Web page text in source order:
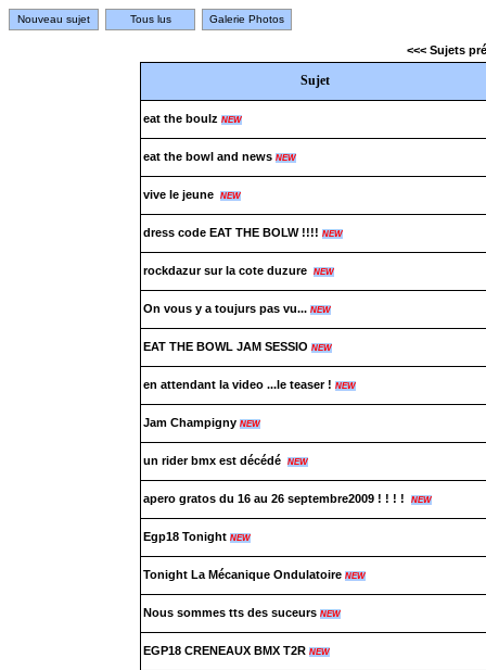
Nouveau sujet Tous lus Galerie Photos
<<< Sujets
Sujet
eat the boulz NEW
eat the bowl and news NEW
vive le jeune NEW
dress code EAT THE BOLW !!!! NEW
rockdazur sur la cote duzure NEW
On vous y a toujurs pas vu... NEW
EAT THE BOWL JAM SESSIO NEW
en attendant la video ...le teaser ! NEW
Jam Champigny NEW
un rider bmx est décédé NEW
apero gratos du 16 au 26 septembre2009 ! ! ! ! NEW
Egp18 Tonight NEW
Tonight La Mécanique Ondulatoire NEW
Nous sommes tts des suceurs NEW
EGP18 CRENEAUX BMX T2R NEW